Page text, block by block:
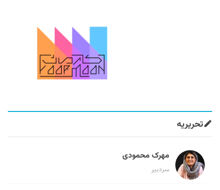
تحریریه
مهرک محمودی
سردبیر